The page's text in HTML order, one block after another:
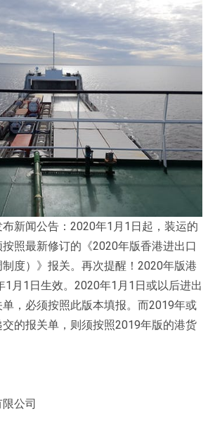
新闻公告：2020年1月1日起，装运的
照最新修订的《2020年版香港进出口
度）》报关。再次提醒！2020年版港
1月1日生效。2020年1月1日或以后进出
，必须按照此版本填报。而2019年或
的报关单，则须按照2019年版的港货
公司